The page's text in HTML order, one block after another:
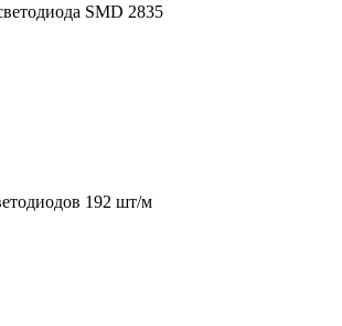
SMD 2835
192 шт/м